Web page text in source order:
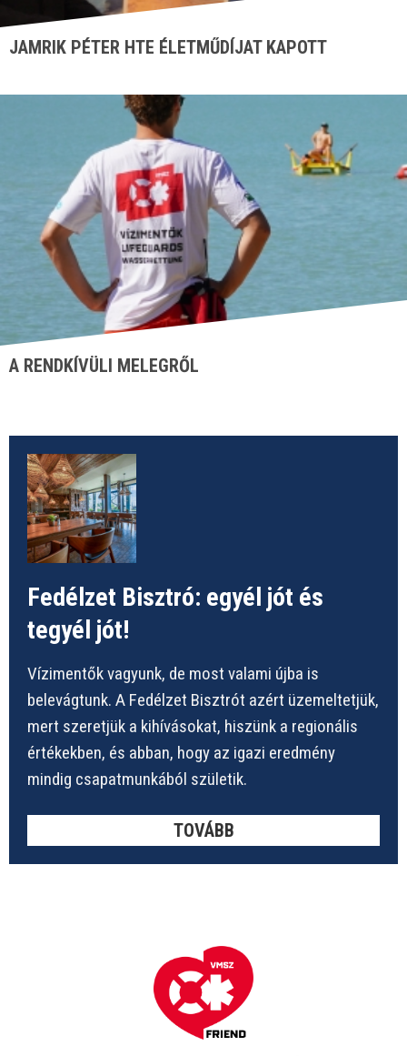
JAMRIK PÉTER HTE ÉLETMŰDÍJAT KAPOTT
A RENDKÍVÜLI MELEGRŐL
Fedélzet Bisztró: egyél jót és
tegyél jót!
Vízimentők vagyunk, de most valami újba is
belevágtunk. A Fedélzet Bisztrót azért üzemeltetjük,
mert szeretjük a kihívásokat, hiszünk a regionális
értékekben, és abban, hogy az igazi eredmény
mindig csapatmunkából születik.
TOVÁBB